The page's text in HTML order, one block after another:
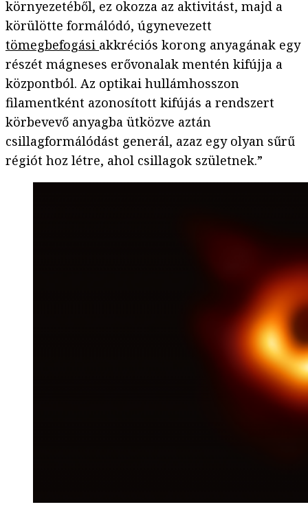
környezetéből, ez okozza az aktivitást, majd a
körülötte formálódó, úgynevezett
tömegbefogási akkréciós korong anyagának egy
részét mágneses erővonalak mentén kifújja a
központból. Az optikai hullámhosszon
filamentként azonosított kifújás a rendszert
körbevevő anyagba ütközve aztán
csillagformálódást generál, azaz egy olyan sűrű
régiót hoz létre, ahol csillagok születnek.”